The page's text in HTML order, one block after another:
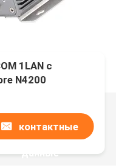
1LAN с
N4200
контактные
данные